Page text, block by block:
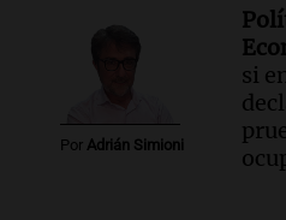
la ley de Propiedad
el Senado.
Viva la Radio Rosario
Episodios
Luis Juez
Por Adrián Simioni
si